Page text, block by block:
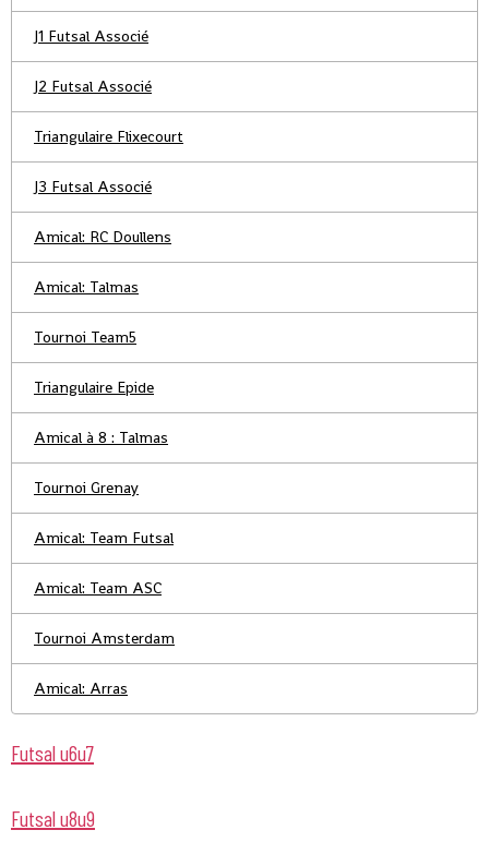
J1 Futsal Associé
J2 Futsal Associé
Triangulaire Flixecourt
J3 Futsal Associé
Amical: RC Doullens
Amical: Talmas
Tournoi Team5
Triangulaire Epide
Amical à 8 : Talmas
Tournoi Grenay
Amical: Team Futsal
Amical: Team ASC
Tournoi Amsterdam
Amical: Arras
Futsal u6u7
Futsal u8u9